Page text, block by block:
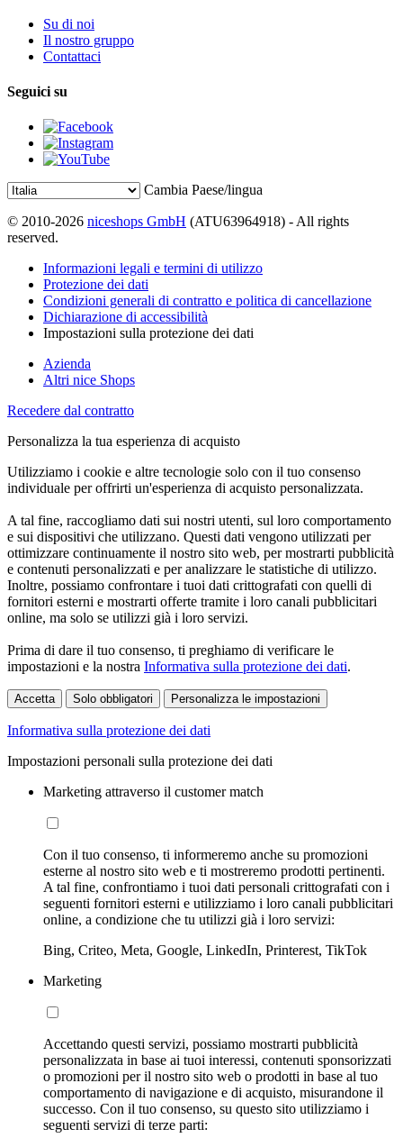
Su di noi
Il nostro gruppo
Contattaci
Seguici su
Cambia Paese/lingua
© 2010-2026 niceshops GmbH (ATU63964918) - All rights
reserved.
Informazioni legali e termini di utilizzo
Protezione dei dati
Condizioni generali di contratto e politica di cancellazione
Dichiarazione di accessibilità
Impostazioni sulla protezione dei dati
Azienda
Altri nice Shops
Recedere dal contratto
Personalizza la tua esperienza di acquisto
Utilizziamo i cookie e altre tecnologie solo con il tuo consenso
individuale per offrirti un'esperienza di acquisto personalizzata.
A tal fine, raccogliamo dati sui nostri utenti, sul loro comportamento
e sui dispositivi che utilizzano. Questi dati vengono utilizzati per
ottimizzare continuamente il nostro sito web, per mostrarti pubblicità
e contenuti personalizzati e per analizzare le statistiche di utilizzo.
Inoltre, possiamo confrontare i tuoi dati crittografati con quelli di
fornitori esterni e mostrarti offerte tramite i loro canali pubblicitari
online, ma solo se utilizzi già i loro servizi.
Prima di dare il tuo consenso, ti preghiamo di verificare le
impostazioni e la nostra Informativa sulla protezione dei dati.
Accetta Solo obbligatori Personalizza le impostazioni
Informativa sulla protezione dei dati
Impostazioni personali sulla protezione dei dati
Marketing attraverso il customer match
Con il tuo consenso, ti informeremo anche su promozioni
esterne al nostro sito web e ti mostreremo prodotti pertinenti.
A tal fine, confrontiamo i tuoi dati personali crittografati con i
seguenti fornitori esterni e utilizziamo i loro canali pubblicitari
online, a condizione che tu utilizzi già i loro servizi:
Bing, Criteo, Meta, Google, LinkedIn, Printerest, TikTok
Marketing
Accettando questi servizi, possiamo mostrarti pubblicità
personalizzata in base ai tuoi interessi, contenuti sponsorizzati
o promozioni per il nostro sito web o prodotti in base al tuo
comportamento di navigazione e di acquisto, misurandone il
successo. Con il tuo consenso, su questo sito utilizziamo i
seguenti servizi di terze parti: